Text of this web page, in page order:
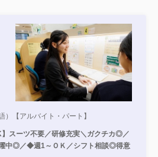
）【アルバイト・パート】
】スーツ不要／研修充実＼ガクチカ◎／
中◎／◆週1～ＯＫ／シフト相談◎得意